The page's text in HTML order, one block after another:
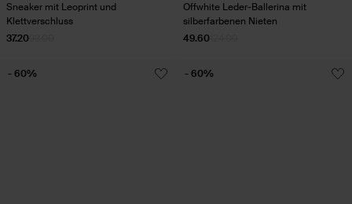
Sneaker mit Leoprint und
Klettverschluss
37.20
Offwhite Leder-Ballerina mit
silberfarbenen Nieten
49.60
- 60% - 60%